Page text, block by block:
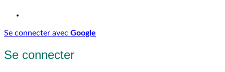
Se connecter avec Google
Se connecter